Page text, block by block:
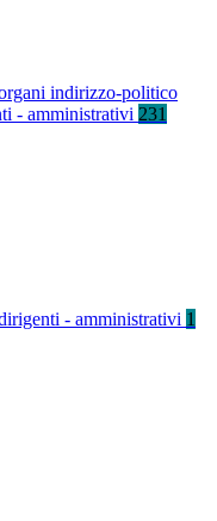
indirizzo-politico
- amministrativi 231
- amministrativi 1